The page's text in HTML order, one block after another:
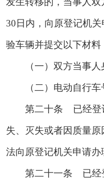
30日内，向原登记机
验车辆并提交以下材料
（一）双方当事人
（二）电动自行车
第二十条 已经登
失、灭失或者因质量
法向原登记机关申请办
第二十一条 已经